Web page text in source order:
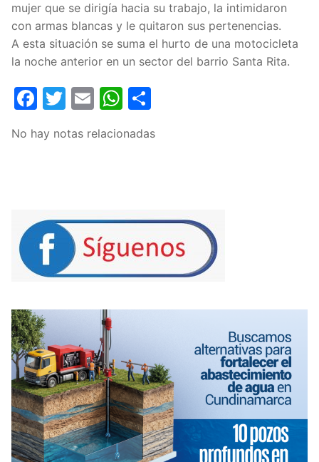
mujer que se dirigía hacia su trabajo, la intimidaron
con armas blancas y le quitaron sus pertenencias.
A esta situación se suma el hurto de una motocicleta
la noche anterior en un sector del barrio Santa Rita.
Facebook
Twitter
EmailWhatsApp
No hay notas relacionadas